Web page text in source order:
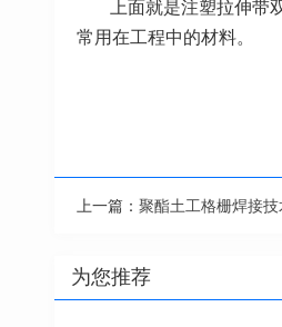
上面就是注塑拉伸
常用在工程中的材料。
上一篇： 聚酯土工格栅焊接
为您推荐